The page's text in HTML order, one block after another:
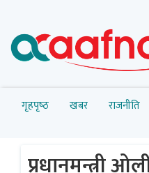
गृहपृष्‍ठ खबर राजनीति